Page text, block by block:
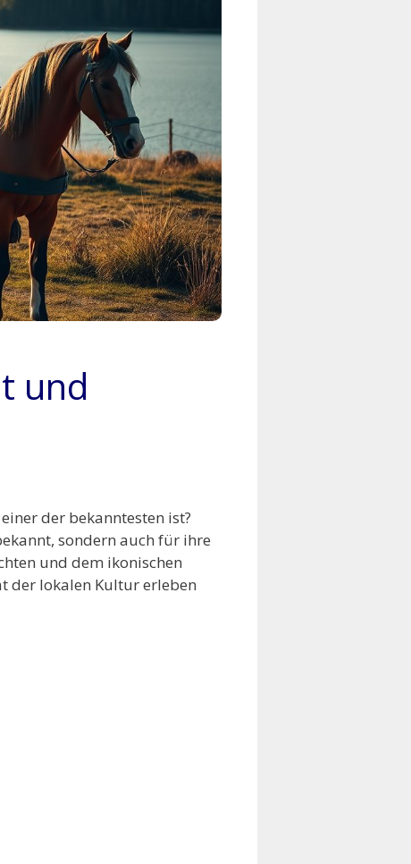
und
der bekanntesten ist?
sondern auch für ihre
und dem ikonischen
der lokalen Kultur erleben